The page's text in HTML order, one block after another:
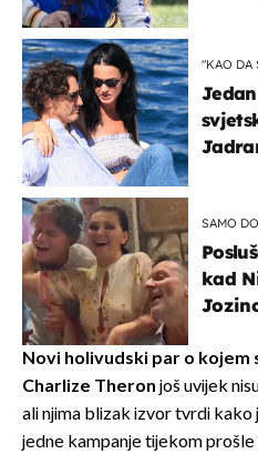
"KAO DA
SAMO
kad
Novi holivudski par o kojem
Charlize Theron još uvijek
ali njima blizak izvor tvrdi kako
jedne kampanje tijekom prošle